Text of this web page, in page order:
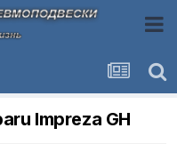
Impreza GH